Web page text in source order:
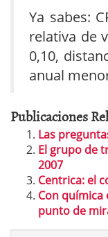
Ya sabes:
relativa de
0,10,
anual
Publicaciones
Las
El grupo de
2007
Centrica: el
Con química
punto de